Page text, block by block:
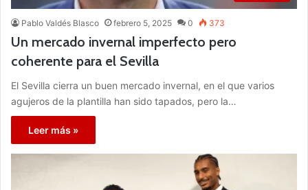
Pablo Valdés Blasco febrero 5, 2025 0 373
Un mercado invernal imperfecto pero
coherente para el Sevilla
El Sevilla cierra un buen mercado invernal, en el que varios
agujeros de la plantilla han sido tapados, pero la…
Leer más »